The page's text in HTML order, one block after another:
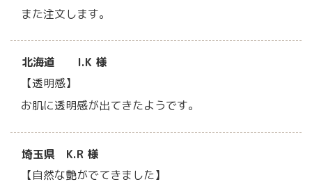
また注文します。
北海道 I.K 様
【透明感】
お肌に透明感が出てきたようです。
埼玉県 K.R 様
【自然な艶がでてきました】